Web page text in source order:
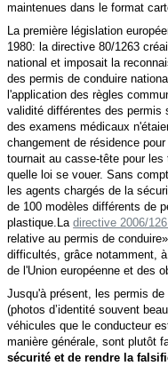
maintenues dans le format
La première législation
1980: la directive 80/1263
national et imposait la
des permis de conduire
l'application des règles
validité différentes des permis
des examens médicaux
changement de résidence
tournait au casse-tête pour
quelle loi se vouer. Sans
les agents chargés de la
de 100 modèles différents de
plastique. Ladirective 2006/
relative au permis de
difficultés, grâce notamment,
de l'Union européenne et des
Jusqu'à présent, les permis
(photos d’identité souvent
véhicules que le conducteur
manière générale, sont plutôt
sécurité et de rendre la